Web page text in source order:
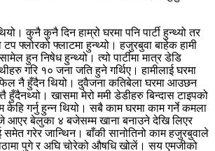
कुनै कुनै दिन हाम्रो घरमा पनि पार्टी हुन्थ्यो तर
टप फ्लोरको फ्लाटमा हुन्थ्यो। हजुरबुवा बाहेक हामी
सामेल हुन निषेध हुन्थ्यो। त्यो पार्टीमा मात्र डेडि
गरि १० जना जति हुने गर्थिए। हामीलाई घरमा
नै हुँदैन थियो। दुवैजना कतिबेला घरमा आउछन
हुँदैनथ्यो। खासमा मेरो ममी डेडीहरु बिन्दास टाइपको
गर्नु हुन्न थियो। सबै काम घरमा काम गर्ने कमला
आएर बेलुका ४ बजेसम्म खाना बनाउने देखि लिएर
गरेर जान्थिन। बाँकी सानोतिनो काम हजुरबुवाले
पुगे र अघि चोरेको औषधि खोलें। सय एमजीको